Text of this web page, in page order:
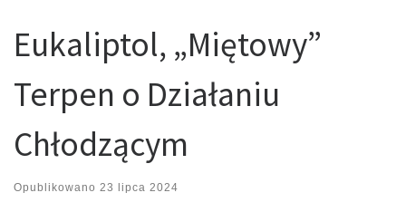
Eukaliptol, „Miętowy”
Terpen o Działaniu
Chłodzącym
Opublikowano 23 lipca 2024